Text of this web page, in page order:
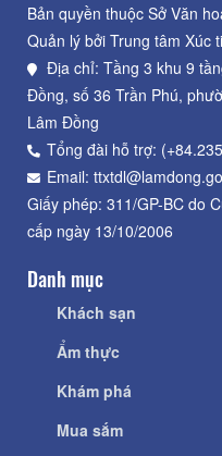
Bản quyền thuộc Sở Văn
Quản lý bởi Trung tâm Xúc
Địa chỉ: Tầng 3 khu 9
Đồng, số 36 Trần Phú,
Lâm Đồng
Tổng đài hỗ trợ:
Email:
Giấy phép: 311/GP-BC do
cấp ngày 13/10/2006
Danh mục
Khách sạn
Ẩm thực
Khám phá
Mua sắm